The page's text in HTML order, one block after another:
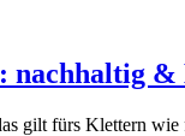
&
gilt fürs Klettern